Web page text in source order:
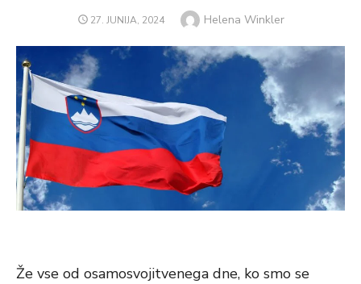
POSTED
27. JUNIJA, 2024 Author
Helena Winkler
Že vse od osamosvojitvenega dne, ko smo se